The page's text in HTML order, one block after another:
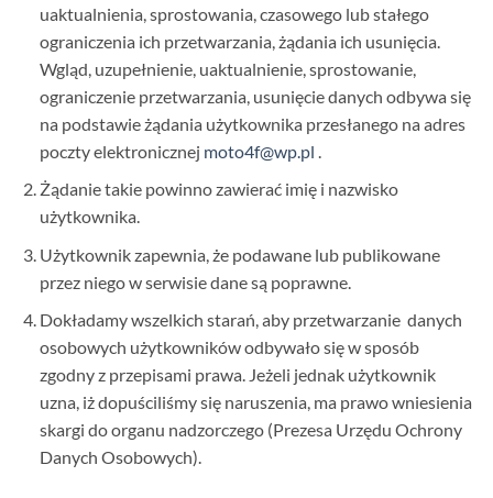
uaktualnienia, sprostowania, czasowego lub stałego
ograniczenia ich przetwarzania, żądania ich usunięcia.
Wgląd, uzupełnienie, uaktualnienie, sprostowanie,
ograniczenie przetwarzania, usunięcie danych odbywa się
na podstawie żądania użytkownika przesłanego na adres
poczty elektronicznej moto4f@wp.pl
Żądanie takie powinno zawierać imię i nazwisko
użytkownika.
Użytkownik zapewnia, że podawane lub publikowane
przez niego w serwisie dane są poprawne.
Dokładamy wszelkich starań, aby przetwarzanie danych
osobowych użytkowników odbywało się w sposób
zgodny z przepisami prawa. Jeżeli jednak użytkownik
uzna, iż dopuściliśmy się naruszenia, ma prawo wniesienia
skargi do organu nadzorczego (Prezesa Urzędu Ochrony
Danych Osobowych).